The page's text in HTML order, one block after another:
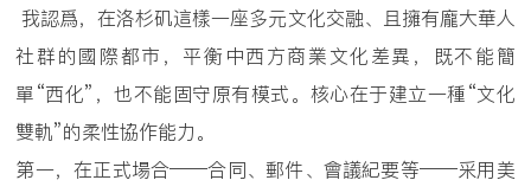
我認爲，在洛杉矶這樣一座多元文化交融、且擁有龐大華人
社群的國際都市，平衡中西方商業文化差異，既不能簡
單“西化”，也不能固守原有模式。核心在于建立一種“文化
雙軌”的柔性協作能力。
第一，在正式場合——合同、郵件、會議紀要等——采用美